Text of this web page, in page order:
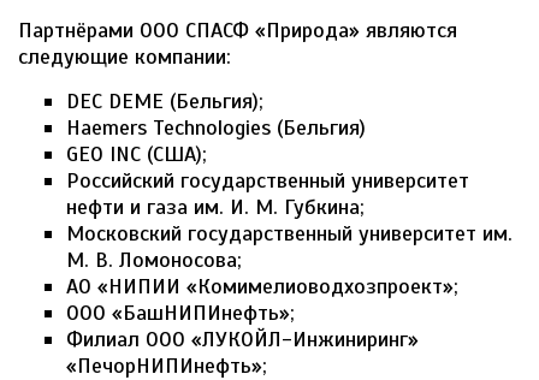
Партнёрами ООО СПАСФ «Природа» являются
следующие компании:
DEC DEME (Бельгия);
Haemers Technologies (Бельгия)
GEO INC (США);
Российский государственный университет
нефти и газа им. И. М. Губкина;
Московский государственный университет им.
М. В. Ломоносова;
АО «НИПИИ «Комимелиоводхозпроект»;
ООО «БашНИПИнефть»;
Филиал ООО «ЛУКОЙЛ-Инжиниринг»
«ПечорНИПИнефть»;